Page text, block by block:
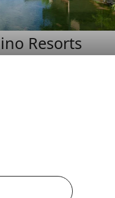
Resorts